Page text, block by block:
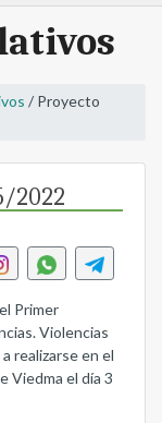
/ Proyecto
2022
Primer
Violencias
realizarse en el
Viedma el día 3